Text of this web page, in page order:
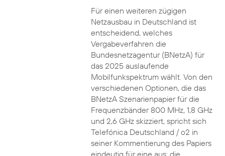
Für einen weiteren zügigen
Netzausbau in Deutschland ist
entscheidend, welches
Vergabeverfahren die
Bundesnetzagentur (BNetzA) für
das 2025 auslaufende
Mobilfunkspektrum wählt. Von den
verschiedenen Optionen, die das
BNetzA Szenarienpapier für die
Frequenzbänder 800 MHz, 1,8 GHz
und 2,6 GHz skizziert, spricht sich
Telefónica Deutschland / o2 in
seiner Kommentierung des Papiers
eindeutig für eine aus: die